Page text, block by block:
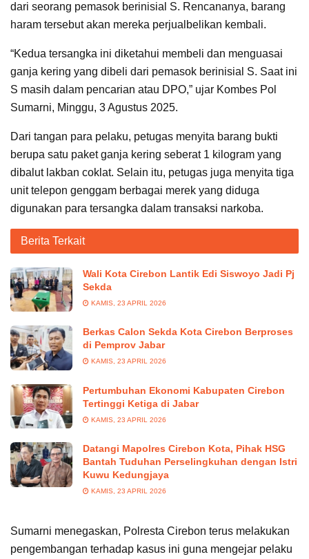
dari seorang pemasok berinisial S. Rencananya, barang
haram tersebut akan mereka perjualbelikan kembali.
“Kedua tersangka ini diketahui membeli dan menguasai
ganja kering yang dibeli dari pemasok berinisial S. Saat ini
S masih dalam pencarian atau DPO,” ujar Kombes Pol
Sumarni, Minggu, 3 Agustus 2025.
Dari tangan para pelaku, petugas menyita barang bukti
berupa satu paket ganja kering seberat 1 kilogram yang
dibalut lakban coklat. Selain itu, petugas juga menyita tiga
unit telepon genggam berbagai merek yang diduga
digunakan para tersangka dalam transaksi narkoba.
Berita Terkait
Wali Kota Cirebon Lantik Edi Siswoyo Jadi Pj
Sekda
KAMIS, 23 APRIL 2026
Berkas Calon Sekda Kota Cirebon Berproses
di Pemprov Jabar
KAMIS, 23 APRIL 2026
Pertumbuhan Ekonomi Kabupaten Cirebon
Tertinggi Ketiga di Jabar
KAMIS, 23 APRIL 2026
Datangi Mapolres Cirebon Kota, Pihak HSG
Bantah Tuduhan Perselingkuhan dengan Istri
Kuwu Kedungjaya
KAMIS, 23 APRIL 2026
Sumarni menegaskan, Polresta Cirebon terus melakukan
pengembangan terhadap kasus ini guna mengejar pelaku